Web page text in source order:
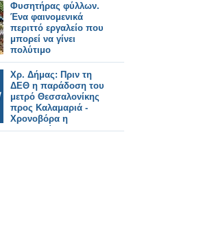
Φυσητήρας φύλλων.
Ένα φαινομενικά
περιττό εργαλείο που
μπορεί να γίνει
πολύτιμο
Χρ. Δήμας: Πριν τη
ΔΕΘ η παράδοση του
μετρό Θεσσαλονίκης
προς Καλαμαριά -
Χρονοβόρα η
διαδικασία για τις